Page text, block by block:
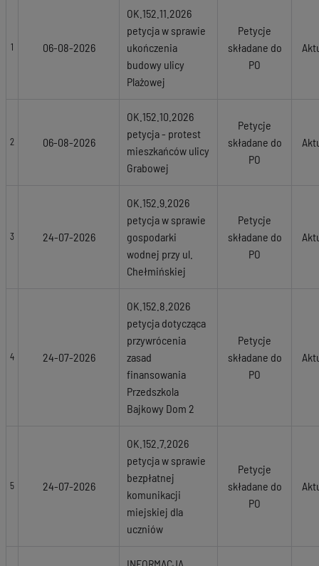
1 06-08-2026
OK.152.11.2026
petycja w sprawie
ukończenia
budowy ulicy
Plażowej
Petycje
składane do
PO
2 06-08-2026
OK.152.10.2026
petycja - protest
mieszkańców ulicy
Grabowej
Petycje
składane do
PO
3 24-07-2026
OK.152.9.2026
petycja w sprawie
gospodarki
wodnej przy ul.
Chełmińskiej
Petycje
składane do
PO
4 24-07-2026
OK.152.8.2026
petycja dotycząca
przywrócenia
zasad
finansowania
Przedszkola
Bajkowy Dom 2
Petycje
składane do
PO
5 24-07-2026
OK.152.7.2026
petycja w sprawie
bezpłatnej
komunikacji
miejskiej dla
uczniów
Petycje
składane do
PO